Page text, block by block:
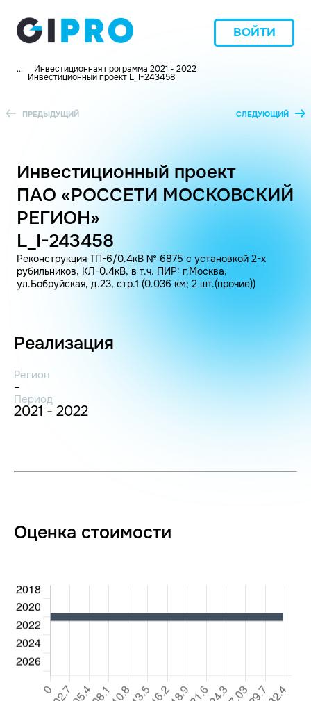
ВОЙТИ
... Инвестиционная программа 2021 - 2022
Инвестиционный проект L_I-243458
ПРЕДЫДУЩИЙ СЛЕДУЮЩИЙ
Инвестиционный проект
ПАО «РОССЕТИ МОСКОВСКИЙ
РЕГИОН»
L_I-243458
Реконструкция ТП-6/0.4кВ № 6875 с установкой 2-х
рубильников, КЛ-0.4кВ, в т.ч. ПИР: г.Москва,
ул.Бобруйская, д.23, стр.1 (0.036 км; 2 шт.(прочие))
Реализация
Регион
-
Период
2021 - 2022
Оценка стоимости